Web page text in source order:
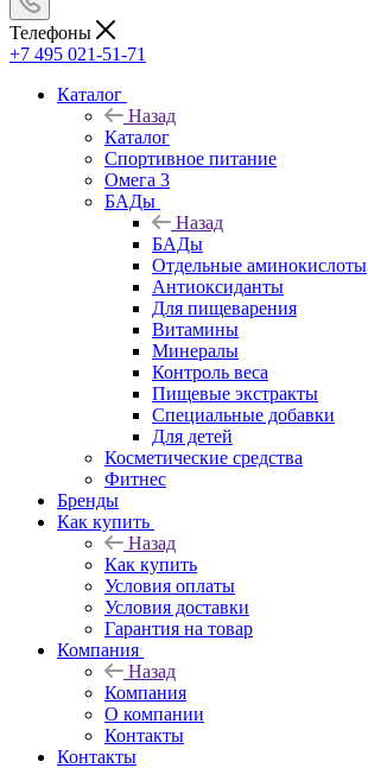
Телефоны
+7 495 021-51-71
Каталог
Назад
Каталог
Спортивное питание
Омега 3
БАДы
Назад
БАДы
Отдельные аминокислоты
Антиоксиданты
Для пищеварения
Витамины
Минералы
Контроль веса
Пищевые экстракты
Специальные добавки
Для детей
Косметические средства
Фитнес
Бренды
Как купить
Назад
Как купить
Условия оплаты
Условия доставки
Гарантия на товар
Компания
Назад
Компания
О компании
Контакты
Контакты